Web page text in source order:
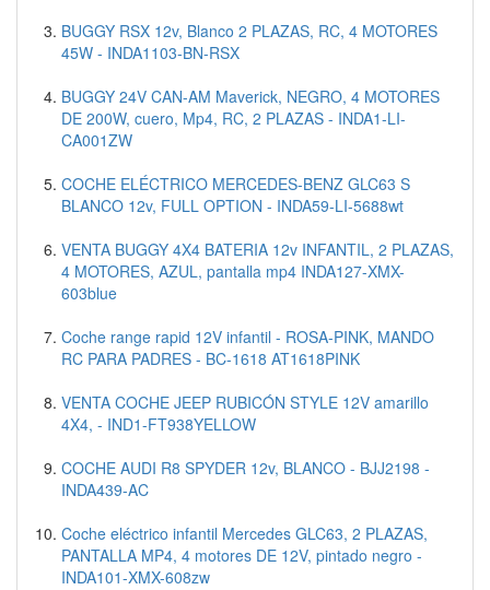
BUGGY RSX 12v, Blanco 2 PLAZAS, RC, 4 MOTORES
45W - INDA1103-BN-RSX
BUGGY 24V CAN-AM Maverick, NEGRO, 4 MOTORES
DE 200W, cuero, Mp4, RC, 2 PLAZAS - INDA1-LI-
CA001ZW
COCHE ELÉCTRICO MERCEDES-BENZ GLC63 S
BLANCO 12v, FULL OPTION - INDA59-LI-5688wt
VENTA BUGGY 4X4 BATERIA 12v INFANTIL, 2 PLAZAS,
4 MOTORES, AZUL, pantalla mp4 INDA127-XMX-
603blue
Coche range rapid 12V infantil - ROSA-PINK, MANDO
RC PARA PADRES - BC-1618 AT1618PINK
VENTA COCHE JEEP RUBICÓN STYLE 12V amarillo
4X4, - IND1-FT938YELLOW
COCHE AUDI R8 SPYDER 12v, BLANCO - BJJ2198 -
INDA439-AC
Coche eléctrico infantil Mercedes GLC63, 2 PLAZAS,
PANTALLA MP4, 4 motores DE 12V, pintado negro -
INDA101-XMX-608zw